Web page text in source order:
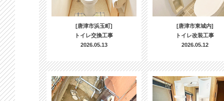
[唐津市浜玉町]
トイレ交換工事
2026.05.13
[唐津市東城内]
トイレ改装工事
2026.05.12